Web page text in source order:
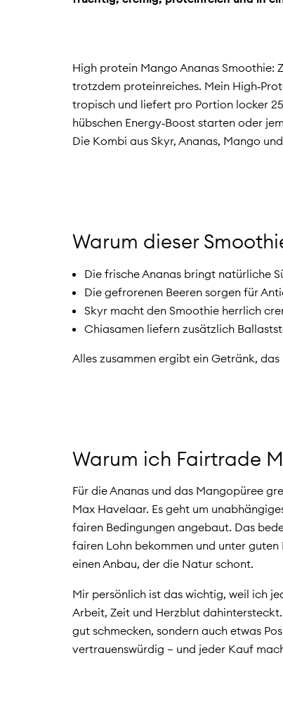
High protein Mango Ananas Smoothie:
trotzdem proteinreiches. Mein
tropisch und liefert pro Portion locker
hübschen Energy‑Boost starten oder
Die Kombi aus Skyr, Ananas, Mango
Warum dieser
Die frische Ananas bringt natürliche
Die gefrorenen Beeren sorgen für
Skyr macht den Smoothie herrlich
Chiasamen liefern zusätzlich
Alles zusammen ergibt ein Getränk,
Warum ich Fairtrade
Für die Ananas und das Mangopüree
Max Havelaar. Es geht um
fairen Bedingungen angebaut. Das
fairen Lohn bekommen und unter
einen Anbau, der die Natur schont.
Mir persönlich ist das wichtig, weil ich
Arbeit, Zeit und Herzblut
gut schmecken, sondern auch etwas
vertrauenswürdig – und jeder Kauf